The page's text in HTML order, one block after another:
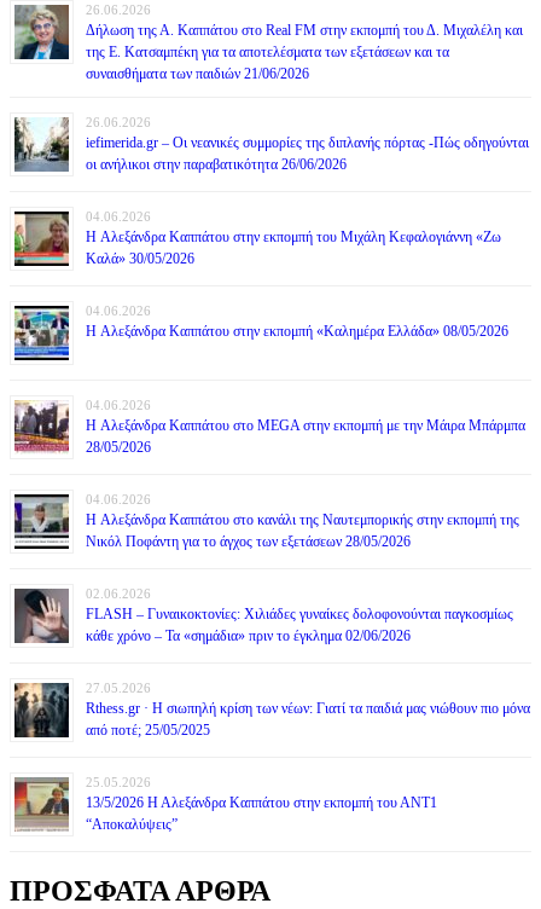
26.06.2026
Δήλωση της Α. Καππάτου στο Real FM στην εκπομπή του Δ. Μιχαλέλη και
της Ε. Κατσαμπέκη για τα αποτελέσματα των εξετάσεων και τα
συναισθήματα των παιδιών 21/06/2026
26.06.2026
iefimerida.gr – Οι νεανικές συμμορίες της διπλανής πόρτας -Πώς οδηγούνται
οι ανήλικοι στην παραβατικότητα 26/06/2026
04.06.2026
H Αλεξάνδρα Καππάτου στην εκπομπή του Μιχάλη Κεφαλογιάννη «Ζω
Καλά» 30/05/2026
04.06.2026
H Αλεξάνδρα Καππάτου στην εκπομπή «Καλημέρα Ελλάδα» 08/05/2026
04.06.2026
H Αλεξάνδρα Καππάτου στο MEGA στην εκπομπή με την Μάιρα Mπάρμπα
28/05/2026
04.06.2026
H Αλεξάνδρα Καππάτου στο κανάλι της Ναυτεμπορικής στην εκπομπή της
Νικόλ Ποφάντη για το άγχος των εξετάσεων 28/05/2026
02.06.2026
FLASH – Γυναικοκτονίες: Χιλιάδες γυναίκες δολοφονούνται παγκοσμίως
κάθε χρόνο – Τα «σημάδια» πριν το έγκλημα 02/06/2026
27.05.2026
Rthess.gr · Η σιωπηλή κρίση των νέων: Γιατί τα παιδιά μας νιώθουν πιο μόνα
από ποτέ; 25/05/2025
25.05.2026
13/5/2026 Η Αλεξάνδρα Καππάτου στην εκπομπή του ΑΝΤ1
“Αποκαλύψεις”
ΠΡΟΣΦΑΤΑ ΑΡΘΡΑ